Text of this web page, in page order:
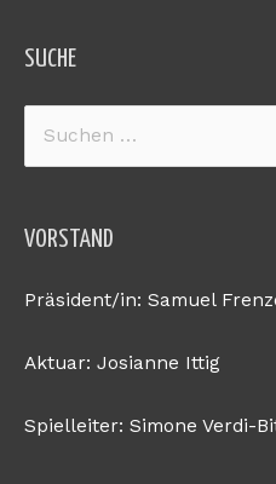
SUCHE
Suchen
nach:
VORSTAND
Präsident/in: Samuel
Aktuar: Josianne Ittig
Spielleiter: Simone Verdi-